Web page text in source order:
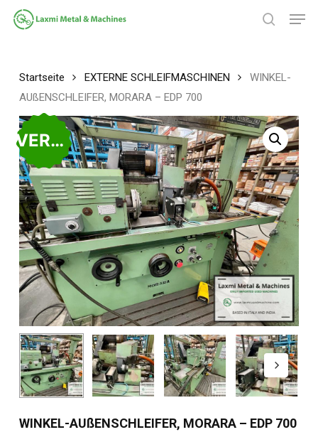
Zum
Hauptinhalt
Startseite EXTERNE SCHLEIFMASCHINEN
WINKEL-
AUßENSCHLEIFER, MORARA – EDP 700
VERKAUFT
WINKEL-AUßENSCHLEIFER, MORARA – EDP 700